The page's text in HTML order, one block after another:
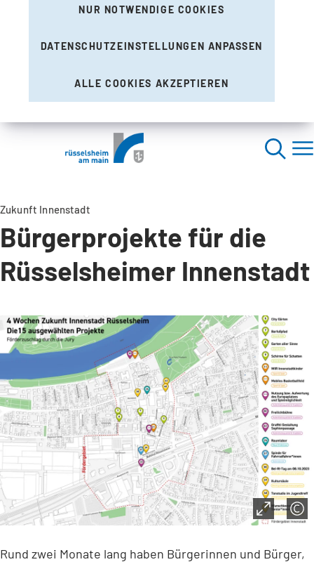
NUR NOTWENDIGE COOKIES
DATENSCHUTZEINSTELLUNGEN ANPASSEN
ALLE COOKIES AKZEPTIEREN
Zukunft Innenstadt
Bürgerprojekte für die
Rüsselsheimer Innenstadt
Rund zwei Monate lang haben Bürgerinnen und Bürger,